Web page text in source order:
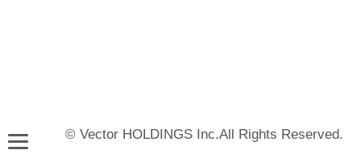
© Vector HOLDINGS Inc.All Rights Reserved.